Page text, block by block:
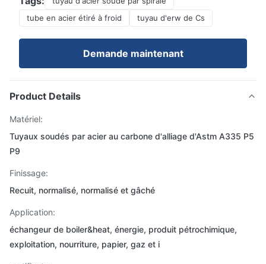
tube en acier étiré à froid
tuyau d'erw de Cs
Demande maintenant
Product Details
Matériel:
Tuyaux soudés par acier au carbone d'alliage d'Astm A335 P5
P9
Finissage:
Recuit, normalisé, normalisé et gâché
Application:
échangeur de boiler&heat, énergie, produit pétrochimique,
exploitation, nourriture, papier, gaz et i